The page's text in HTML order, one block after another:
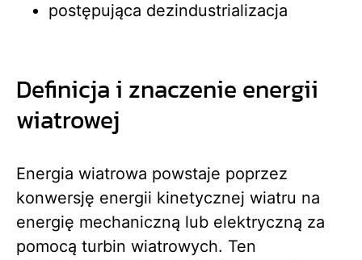
postępująca dezindustrializacja
Definicja i znaczenie energii
wiatrowej
Energia wiatrowa powstaje poprzez
konwersję energii kinetycznej wiatru na
energię mechaniczną lub elektryczną za
pomocą turbin wiatrowych. Ten